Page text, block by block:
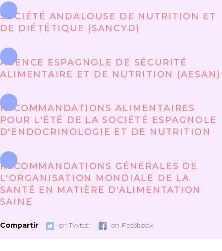
SOCIÉTÉ ANDALOUSE DE NUTRITION ET
DE DIÉTÉTIQUE (SANCYD)
AGENCE ESPAGNOLE DE SÉCURITÉ
ALIMENTAIRE ET DE NUTRITION (AESAN)
RECOMMANDATIONS ALIMENTAIRES
POUR L'ÉTÉ DE LA SOCIÉTÉ ESPAGNOLE
D'ENDOCRINOLOGIE ET DE NUTRITION
RECOMMANDATIONS GÉNÉRALES DE
L'ORGANISATION MONDIALE DE LA
SANTÉ EN MATIÈRE D'ALIMENTATION
SAINE
Compartir en Twitter en Facebook